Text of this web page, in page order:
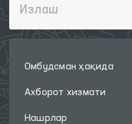
Омбудсман ҳақида
Ахборот хизмати
Нашрлар